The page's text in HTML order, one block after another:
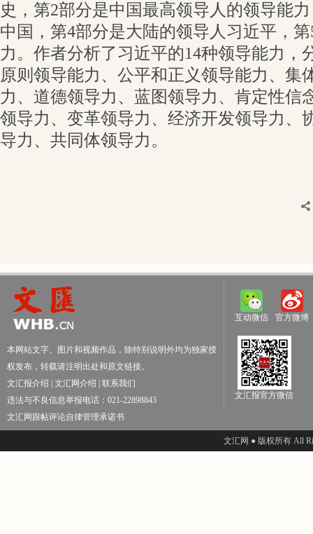
史，第2部分是中国最高领导人的领导能
中国，第4部分是大陆的领导人习近平，
力。作者分析了习近平的14种领导能力，
原则领导能力、公平和正义领导能力、集
力、道德领导力、蓝图领导力、肯定性信
领导力、变革领导力、经济开发领导力、
导力、共同体领导力。
本网站文字、图片和视频作品，除特别说明外均为独家授
权发布，转载请注明出处和原文链接。
文汇报介绍
文汇网介绍
联系我们
违法与不良信息举报电话：021-22898843
文汇网跟帖评论自律管理承诺书
互动微信 官方微博
文汇报官方微信
文汇网 ● 版权所有 All